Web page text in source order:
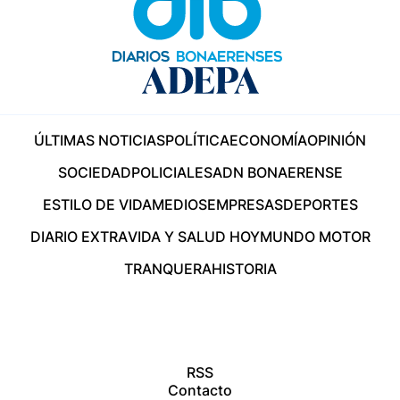
ÚLTIMAS NOTICIASPOLÍTICAECONOMÍAOPINIÓN
SOCIEDADPOLICIALESADN BONAERENSE
ESTILO DE VIDAMEDIOSEMPRESASDEPORTES
DIARIO EXTRAVIDA Y SALUD HOYMUNDO MOTOR
TRANQUERAHISTORIA
RSS
Contacto